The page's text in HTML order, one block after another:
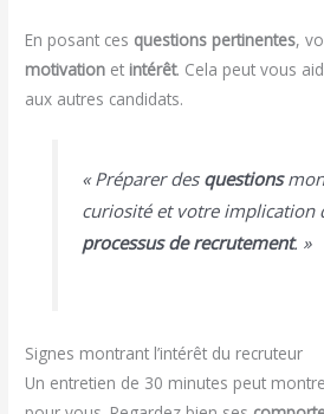
En posant ces questions pertinentes,
motivation et intérêt. Cela peut vous
aux autres candidats.
« Préparer des questions
curiosité et votre implication
processus de recrutement. »
Signes montrant l’intérêt du recruteur
Un entretien de 30 minutes peut